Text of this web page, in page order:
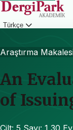
Türkçe
Araştırma
An
of
Cilt: 5 Sayı: 1 30